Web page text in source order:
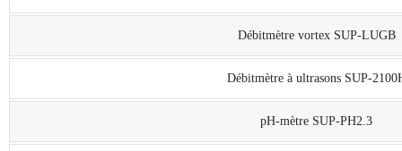
Débitmètre vortex SUP-LUGB
Débitmètre à ultrasons SUP-
pH-mètre SUP-PH2.3